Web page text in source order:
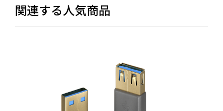
関連する人気商品